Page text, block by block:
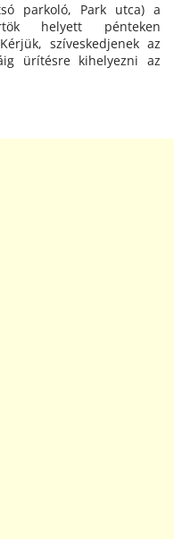
parkoló, Park utca) a
helyett pénteken
szíveskedjenek az
ürítésre kihelyezni az